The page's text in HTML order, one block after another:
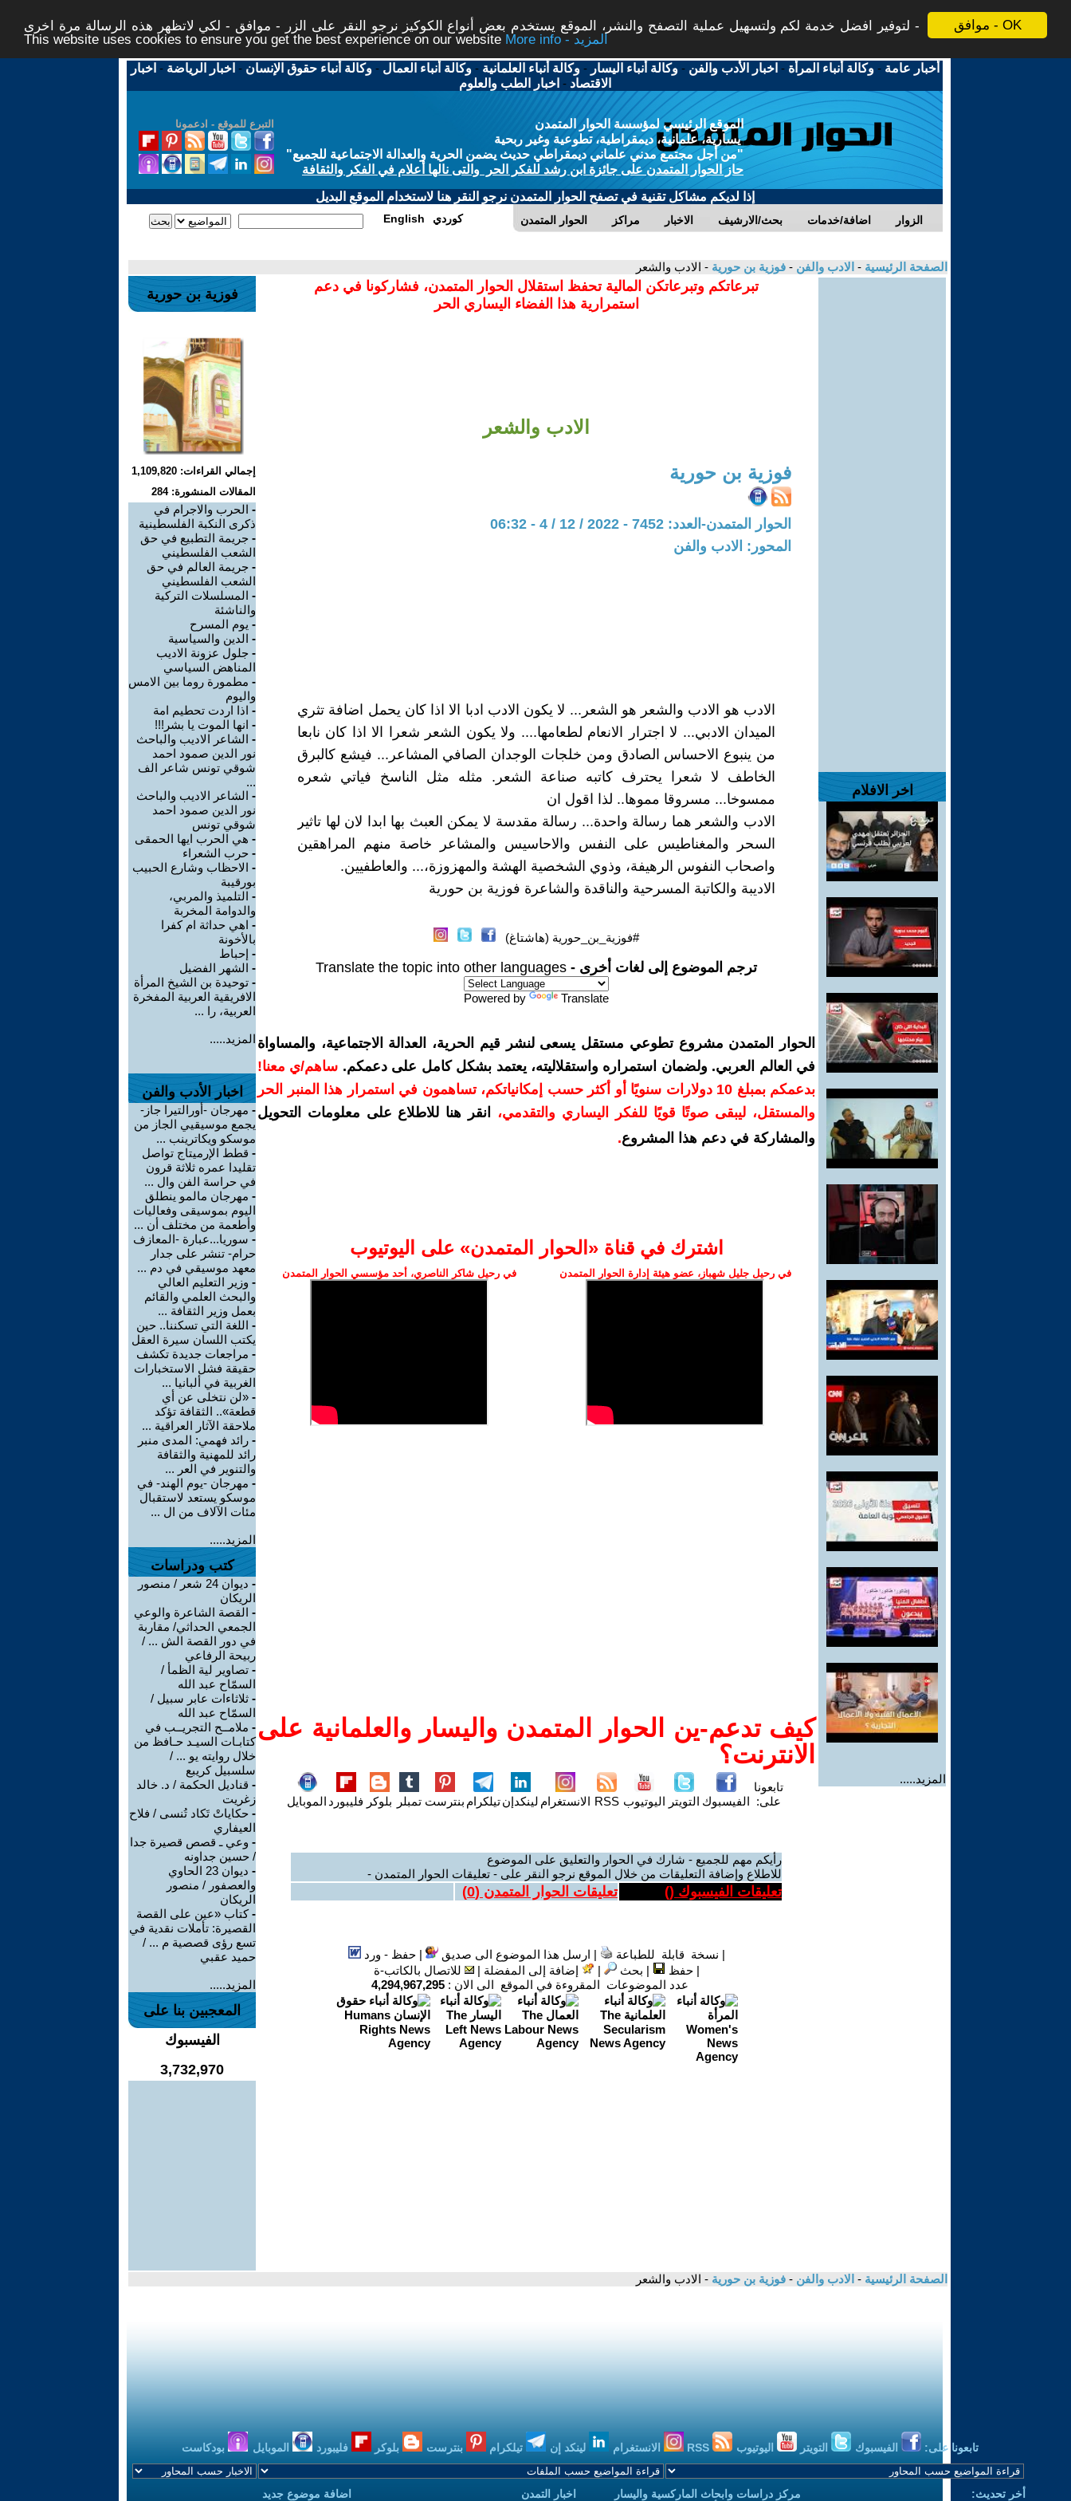
موافق - OK
لتوفير افضل خدمة لكم ولتسهيل عملية التصفح والنشر، الموقع يستخدم بعض أنواع الكوكيز نرجو النقر على الزر - موافق - لكي لاتظهر هذه الرسالة مرة اخرى -
This website uses cookies to ensure you get the best experience on our website
More info - المزيد
أخبار عامة -وكالة أنباء المرأة - اخبار الأدب والفن -وكالة أنباء اليسار -وكالة أنباء العلمانية -وكالة أنباء العمال -وكالة أنباء حقوق الإنسان - اخبار الرياضة - اخبار
الاقتصاد - اخبار الطب والعلوم
التبرع للموقع - ادعمونا
الموقع الرئيسي لمؤسسة الحوار المتمدن
يسارية، علمانية، ديمقراطية، تطوعية وغير ربحية
"من أجل مجتمع مدني علماني ديمقراطي حديث يضمن الحرية والعدالة الاجتماعية للجميع"
حاز الحوار المتمدن على جائزة ابن رشد للفكر الحر والتى نالها أعلام في الفكر والثقافة
إذا لديكم مشاكل تقنية في تصفح الحوار المتمدن نرجو النقر هنا لاستخدام الموقع البديل
الحوار المتمدن مراكز الاخبار بحث/الارشيف اضافة/خدمات الزوار English كوردي
الصفحة الرئيسية - الادب والفن - فوزية بن حورية - الادب والشعر
اخر الافلام
المزيد.....
تبرعاتكم وتبرعاتكن المالية تحفظ استقلال الحوار المتمدن، فشاركونا في دعم
استمرارية هذا الفضاء اليساري الحر
الادب والشعر
فوزية بن حورية
الحوار المتمدن-العدد: 7452 - 2022 / 12 / 4 - 06:32
المحور: الادب والفن
الادب هو الادب والشعر هو الشعر... لا يكون الادب ادبا الا اذا كان يحمل اضافة تثري
الميدان الادبي... لا اجترار الانعام لطعامها.... ولا يكون الشعر شعرا الا اذا كان نابعا
من ينبوع الاحساس الصادق ومن خلجات الوجدان الصافي المشاعر... فيشع كالبرق
الخاطف لا شعرا يحترف كاتبه صناعة الشعر. مثله مثل الناسخ فياتي شعره
ممسوخا... مسروقا مموها.. لذا اقول ان
الادب والشعر هما رسالة واحدة... رسالة مقدسة لا يمكن العبث بها ابدا لان لها تاثير
السحر والمغناطيس على النفس والاحاسيس والمشاعر خاصة منهم المراهقين
واصحاب النفوس الرهيفة، وذوي الشخصية الهشة والمهزوزة،... والعاطفيين.
الاديبة والكاتبة المسرحية والناقدة والشاعرة فوزية بن حورية
#فوزية_بن_حورية (هاشتاغ)
ترجم الموضوع إلى لغات أخرى - Translate the topic into other languages
Powered by Translate
الحوار المتمدن مشروع تطوعي مستقل يسعى لنشر قيم الحرية، العدالة الاجتماعية، والمساواة
في العالم العربي. ولضمان استمراره واستقلاليته، يعتمد بشكل كامل على دعمكم. ساهم/ي معنا!
بدعمكم بمبلغ 10 دولارات سنويًا أو أكثر حسب إمكانياتكم، تساهمون في استمرار هذا المنبر الحر
والمستقل، ليبقى صوتًا قويًا للفكر اليساري والتقدمي،
انقر هنا للاطلاع على معلومات التحويل
والمشاركة في دعم هذا المشروع.
اشترك في قناة ‫«الحوار المتمدن» على اليوتيوب
في رحيل جليل شهباز، عضو هيئة إدارة الحوار المتمدن في رحيل شاكر الناصري، أحد مؤسسي الحوار المتمدن
كيف تدعم-ين الحوار المتمدن واليسار والعلمانية على
الانترنت؟
تابعونا
على: الفيسبوك التويتر اليوتيوب RSS الانستغرام لينكدإنتيلكرام بنترست تمبلر بلوكر فليبورد الموبايل
رأيكم مهم للجميع - شارك في الحوار والتعليق على الموضوع
للاطلاع وإضافة التعليقات من خلال الموقع نرجو النقر على - تعليقات الحوار المتمدن -
تعليقات الفيسبوك () تعليقات الحوار المتمدن (0
)
| نسخة قابلة للطباعة | ارسل هذا الموضوع الى صديق |حفظ - ورد
|حفظ | بحث | إضافة إلى المفضلة |
للاتصال بالكاتب-ة
عدد الموضوعات المقروءة في الموقع الى الان : 4,294,967,295
فوزية بن حورية
إجمالي القراءات: 1,109,820
المقالات المنشورة: 284
- الحرب والاجرام في
ذكرى النكبة الفلسطينية
- جريمة التطبيع في حق
الشعب الفلسطيني
- جريمة العالم في حق
الشعب الفلسطيني
- المسلسلات التركية
والناشئة
- يوم المسرح
- الدين والسياسية
- جلول عزونة الاديب
المناهض السياسي
- مطمورة روما بين الامس
واليوم
- اذا اردت تحطيم امة
- انها الموت يا بشر!!!
- الشاعر الاديب والباحث
نور الدين صمود احمد
شوقي تونس شاعر الف
...
- الشاعر الاديب والباحث
نور الدين صمود احمد
شوقي تونس
- هي الحرب ايها الحمقى
- حرب الشعراء
- الاحظاب وشارع الحبيب
بورقيبة
- التلميذ والمربي،
والدوامة المخربة
- اهي حداثة ام كفرا
بالأخونة
- إحباط
- الشهر الفضيل
- توحيدة بن الشيخ المرأة
الافريقية العربية المفخرة
العربية، را ...
المزيد.....
اخبار الأدب والفن
- مهرجان -أورالتيرا جاز-
يجمع موسيقيي الجاز من
موسكو ويكاترينب ...
- قطط الإرميتاج تواصل
تقليدا عمره ثلاثة قرون
في حراسة الفن وال ...
- مهرجان مالمو ينطلق
اليوم بموسيقى وفعاليات
وأطعمة من مختلف أن ...
- سوريا...عبارة -المعازف
حرام- تنشر على جدار
معهد موسيقي في دم ...
- وزير التعليم العالي
والبحث العلمي والقائم
بعمل وزير الثقافة ...
- اللغة التي تسكننا.. حين
يكتب اللسان سيرة العقل
- مراجعات جديدة تكشف
حقيقة فشل الاستخبارات
الغربية في ألبانيا ...
- «لن نتخلى عن أي
قطعة».. الثقافة تؤكد
ملاحقة الآثار العراقية ...
- رائد فهمي: المدى منبر
رائد للمهنية والثقافة
والتنوير في العر ...
- مهرجان -يوم الهند- في
موسكو يستعد لاستقبال
مئات الآلاف من ال ...
المزيد.....
كتب ودراسات
-
ديوان 24 شعر / منصور
الريكان
- القصة الشاعرة والوعي
الجمعي الحداثي/ مقاربة
في دور القصة الش ... /
ربيحة الرفاعي
- تصاوير لية الظمأ /
السمّاح عبد الله
- ثلاثاءات عابر سبيل /
السمّاح عبد الله
- ملامــح التجريــب في
كتابـات السيـد حـافظ من
خلال روايته يو ... /
سلسبيل كريبع
- قناديل الحكمة / د. خالد
زغريت
- حكاياتْ تَكاد تُنسى / فلاح
العيفاري
- وعي ـ قصص قصيرة جدا
/ حسين جداونه
-
ديوان 23 الحاوي
والعصفور / منصور
الريكان
-كتاب «عين على القصة
القصيرة: تأملات نقدية في
تسع رؤى قصصية م ... /
حميد عقبي
المزيد.....
المعجبين بنا على
الفيسبوك
3,732,970
الصفحة الرئيسية - الادب والفن - فوزية بن حورية - الادب والشعر
تابعونا على: الفيسبوك التويتر اليوتيوب الانستغرام لينكد إن تيلكرام بنترست بلوكر فليبورد الموبايل بودكاست
أخر تحديث: مركز دراسات وابحاث الماركسية واليسار اخبار التمدن اضافة موضوع جديد